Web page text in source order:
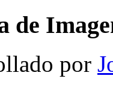
de
por